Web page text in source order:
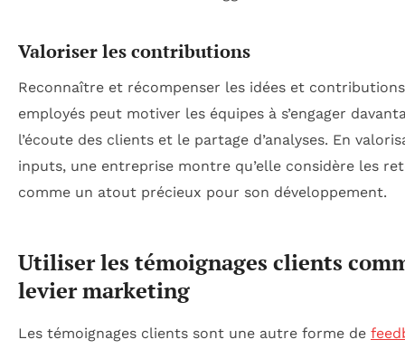
Valoriser les contributions
Reconnaître et récompenser les idées et
employés peut motiver les équipes à s’engager
l’écoute des clients et le partage d’analyses. En
inputs, une entreprise montre qu’elle considère les
comme un atout précieux pour son développement.
Utiliser les témoignages clients
levier marketing
Les témoignages clients sont une autre forme de